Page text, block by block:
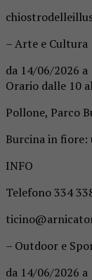
– Arte e Cultura
da 14/06/2026
Orario dalle 10
Pollone, Parco
Burcina in
INFO
Telefono 334
– Outdoor e
da 14/06/2026